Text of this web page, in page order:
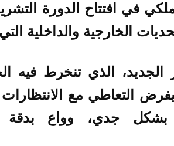
في افتتاح الدورة
الخارجية والداخلية
الذي تنخرط فيه
يفرض التعاطي مع
جدي، وواع بدقة